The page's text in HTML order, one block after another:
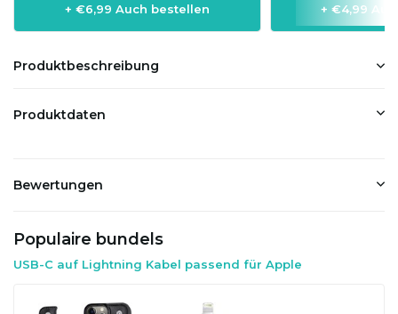
+ €6,99 Auch bestellen + €4,99
Produktbeschreibung
Produktdaten
Bewertungen
Populaire bundels
USB-C auf Lightning Kabel passend für Apple